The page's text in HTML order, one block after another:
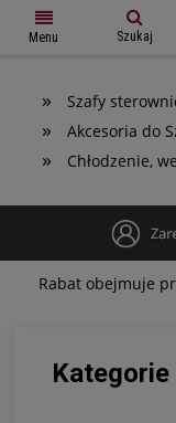
Menu Szukaj
» Szafy
» Akcesoria do
» Chłodzenie,
Rabat obejmuje
Kategorie